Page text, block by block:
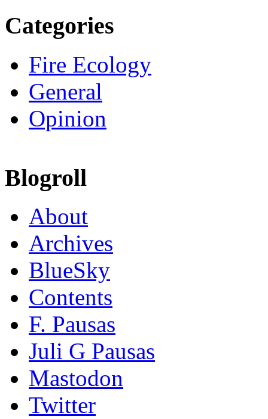
Categories
Fire Ecology
General
Opinion
Blogroll
About
Archives
BlueSky
Contents
F. Pausas
Juli G Pausas
Mastodon
Twitter